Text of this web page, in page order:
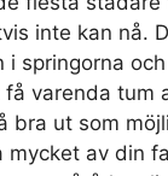
inte kan nå.
i springorna
varenda tum
bra ut som
mycket av din